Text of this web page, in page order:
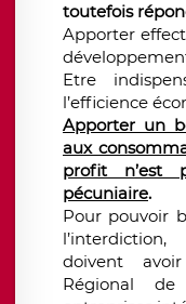
toutefois
Apporter
Etre
l’efficience
Apporter un
aux
profit n’est
pécuniaire.
Pour pouvoir
doivent
Régional